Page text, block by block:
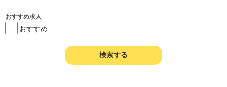
おすすめ求人
おすすめ